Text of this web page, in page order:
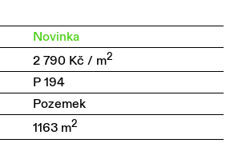
Novinka
2 790 Kč / m2
P 194
Pozemek
1163 m2